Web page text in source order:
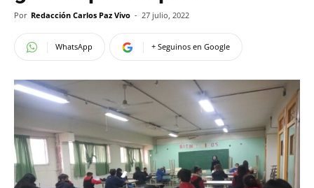
Por Redacción Carlos Paz Vivo - 27 julio, 2022
WhatsApp + Seguinos en Google